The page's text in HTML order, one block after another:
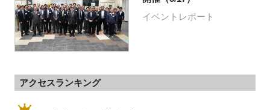
イベントレポート
アクセスランキング